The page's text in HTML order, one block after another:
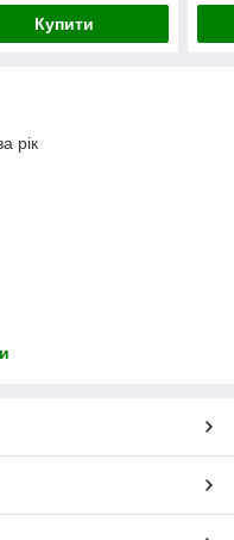
Купити
рік